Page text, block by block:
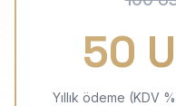
50
Yıllık ödeme (KDV